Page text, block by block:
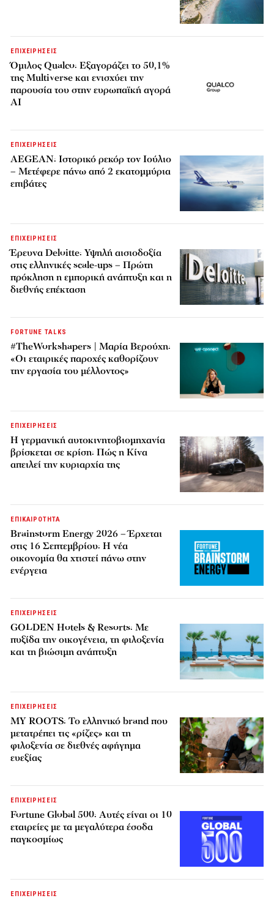
ΕΠΙΧΕΙΡΗΣΕΙΣ
Όμιλος Qualco: Εξαγοράζει το 50,1%
της Multiverse και ενισχύει την
παρουσία του στην ευρωπαϊκή αγορά
AI
ΕΠΙΧΕΙΡΗΣΕΙΣ
AEGEAN: Ιστορικό ρεκόρ τον Ιούλιο
– Μετέφερε πάνω από 2 εκατομμύρια
επιβάτες
ΕΠΙΧΕΙΡΗΣΕΙΣ
Έρευνα Deloitte: Υψηλή αισιοδοξία
στις ελληνικές scale-ups – Πρώτη
πρόκληση η εμπορική ανάπτυξη και η
διεθνής επέκταση
FORTUNE TALKS
#TheWorkshapers | Μαρία Βερούχη:
«Οι εταιρικές παροχές καθορίζουν
την εργασία του μέλλοντος»
ΕΠΙΧΕΙΡΗΣΕΙΣ
Η γερμανική αυτοκινητοβιομηχανία
βρίσκεται σε κρίση: Πώς η Κίνα
απειλεί την κυριαρχία της
ΕΠΙΚΑΙΡΟΤΗΤΑ
Brainstorm Energy 2026 – Έρχεται
στις 16 Σεπτεμβρίου: Η νέα
οικονομία θα χτιστεί πάνω στην
ενέργεια
ΕΠΙΧΕΙΡΗΣΕΙΣ
GOLDEN Hotels & Resorts: Με
πυξίδα την οικογένεια, τη φιλοξενία
και τη βιώσιμη ανάπτυξη
ΕΠΙΧΕΙΡΗΣΕΙΣ
MY ROOTS: Το ελληνικό brand που
μετατρέπει τις «ρίζες» και τη
φιλοξενία σε διεθνές αφήγημα
ευεξίας
ΕΠΙΧΕΙΡΗΣΕΙΣ
Fortune Global 500: Αυτές είναι οι 10
εταιρείες με τα μεγαλύτερα έσοδα
παγκοσμίως
ΕΠΙΧΕΙΡΗΣΕΙΣ